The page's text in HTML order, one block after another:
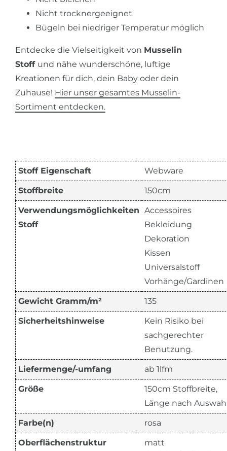
Nicht trocknergeeignet
Bügeln bei niedriger Temperatur möglich
Entdecke die Vielseitigkeit von Musselin
Stoff und nähe wunderschöne, luftige
Kreationen für dich, dein Baby oder dein
Zuhause! Hier unser gesamtes Musselin-
Sortiment entdecken.
Stoff Eigenschaft Webware
Stoffbreite 150cm
Verwendungsmöglichkeiten
Stoff
Accessoires
Bekleidung
Dekoration
Kissen
Universalstoff
Vorhänge/Gardinen
Gewicht Gramm/m² 135
Sicherheitshinweise
Kein Risiko bei
sachgerechter
Benutzung.
Liefermenge/-umfang ab 1lfm
Größe
150cm Stoffbreite,
Länge nach
Farbe(n) rosa
Oberflächenstruktur
matt